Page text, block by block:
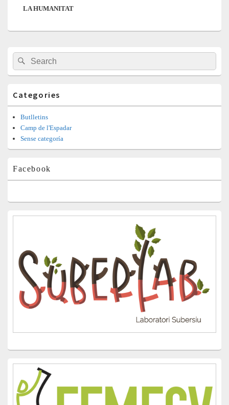
LA HUMANITAT
Barra
lateral
principal
Search
for:
Search
Categories
Butlletins
Camp de l'Espadar
Sense categoría
Facebook